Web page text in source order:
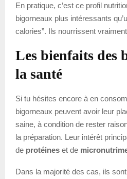
En pratique, c’est ce profil
bigorneaux plus intéressants
calories”. Ils nourrissent
Les bienfaits des
la santé
Si tu hésites encore à en
bigorneaux peuvent avoir leur
saine, à condition de rester
la préparation. Leur intérêt
de protéines et de
Dans la majorité des cas, ils